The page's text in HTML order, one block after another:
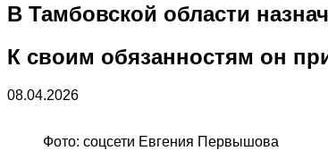
В Тамбовской области
К своим обязанностям он
08.04.2026
Фото: соцсети Евгения Первышова